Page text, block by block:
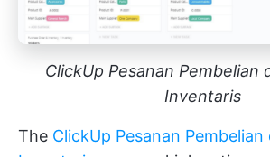
ClickUp Pesanan Pembelian
Inventaris
The ClickUp Pesanan